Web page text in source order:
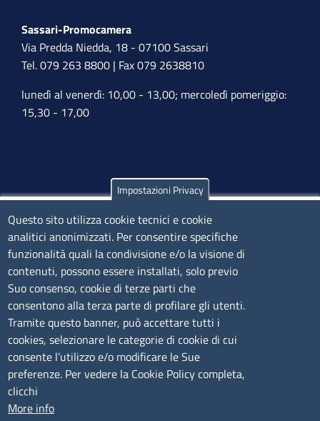
Sassari-Promocamera
Via Predda Niedda, 18 - 07100 Sassari
Tel. 079 263 8800 | Fax 079 2638810
lunedì al venerdì: 10,00 - 13,00; mercoledì pomeriggio:
15,30 - 17,00
Olbia
Via Nanni 43 - 07026 Olbia
Tel. 0789 66122 | 0789 69580
mail:ufficio.olbia@ss.camcom.it
lunedì al venerdì: 9,00 - 12,00; lunedì pomeriggio: 16,00
- 17,00
CONTATTI
Camera di Commercio, Industria, Artigianato e
Agricoltura di Sassari
Impostazioni Privacy
Questo sito utilizza cookie tecnici e cookie
analitici anonimizzati. Per consentire specifiche
funzionalità quali la condivisione e/o la visione di
contenuti, possono essere installati, solo previo
Suo consenso, cookie di terze parti che
consentono alla terza parte di profilare gli utenti.
Tramite questo banner, può accettare tutti i
cookies, selezionare le categorie di cookie di cui
consente l’utilizzo e/o modificare le Sue
preferenze. Per vedere la Cookie Policy completa,
clicchi
More info